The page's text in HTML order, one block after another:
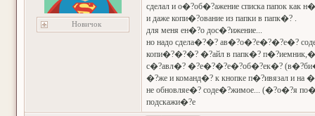
Новичок
сделал и о�?об�?ажение списка папок как
и даже копи�?ование из папки в папк�? .
для меня ен�?о дос�?ижение...
но надо сдела�?�? ав�?о�?е�?�?е�?
копи�?�?�? �?айл в папк�?
с�?авл�? �?е�?�?е�?об�?ек�?
�?же и команд�? к кнопке п�?ивязал и на
не обновляе�? соде�?жимое... (�?о�?я
подскажи�?е